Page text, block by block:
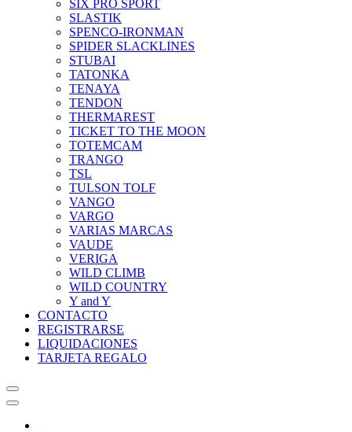
SIX PRO SPORT
SLASTIK
SPENCO-IRONMAN
SPIDER SLACKLINES
STUBAI
TATONKA
TENAYA
TENDON
THERMAREST
TICKET TO THE MOON
TOTEMCAM
TRANGO
TSL
TULSON TOLF
VANGO
VARGO
VARIAS MARCAS
VAUDE
VERIGA
WILD CLIMB
WILD COUNTRY
Y and Y
CONTACTO
REGISTRARSE
LIQUIDACIONES
TARJETA REGALO